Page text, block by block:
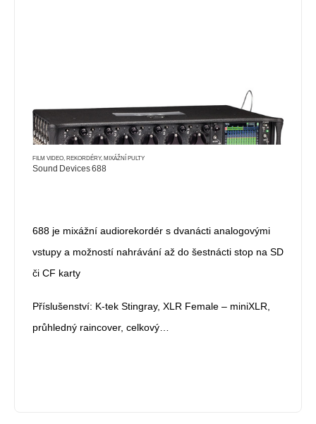
FILM VIDEO, REKORDÉRY, MIXÁŽNÍ PULTY
Sound Devices 688
688 je mixážní audiorekordér s dvanácti analogovými
vstupy a možností nahrávání až do šestnácti stop na SD
či CF karty
Příslušenství: K-tek Stingray, XLR Female – miniXLR,
průhledný raincover, celkový…